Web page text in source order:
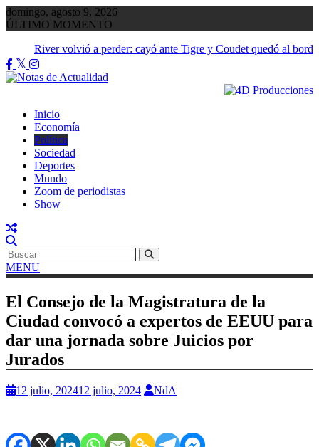
Saltar
al
domingo, agosto 9, 2026
ÚLTIMO MOMENTO
River volvió a perder: cayó ante Tigre y Coudet quedó al
abismo
Inicio
Economía
Política
Sociedad
Deportes
Mundo
Zoom de periodistas
Show
MENU
El Consejo de la Magistratura de la
Ciudad convocó a expertos de EEUU para
dar una jornada sobre Juicios por
Jurados
12 julio, 202412 julio, 2024 NdA